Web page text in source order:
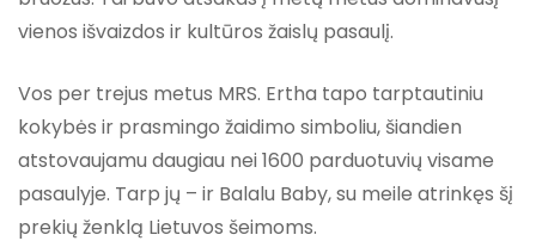
vienos išvaizdos ir kultūros žaislų pasaulį.
Vos per trejus metus MRS. Ertha tapo tarptautiniu
kokybės ir prasmingo žaidimo simboliu, šiandien
atstovaujamu daugiau nei 1600 parduotuvių visame
pasaulyje. Tarp jų – ir Balalu Baby, su meile atrinkęs šį
prekių ženklą Lietuvos šeimoms.